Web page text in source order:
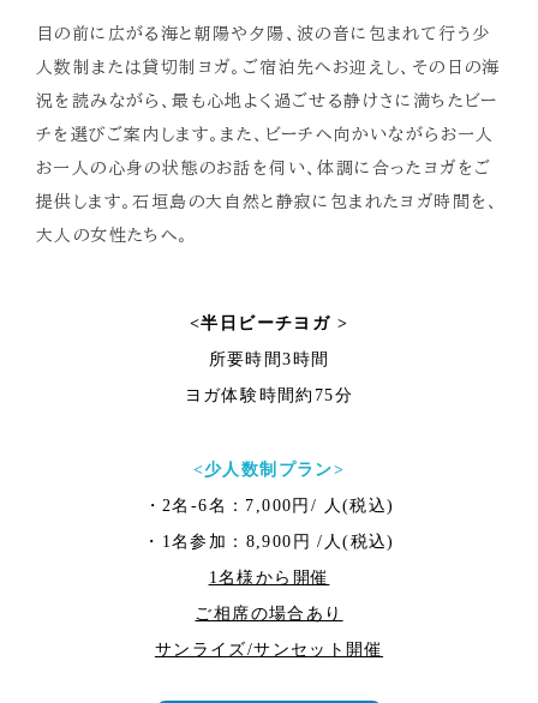
目の前に広がる海と朝陽や夕陽、波の音に包まれて行う少
人数制または貸切制ヨガ。ご宿泊先へお迎えし、その日の海
況を読みながら、最も心地よく過ごせる静けさに満ちたビー
チを選びご案内します。また、ビーチへ向かいながらお一人
お一人の心身の状態のお話を伺い、体調に合ったヨガをご
提供します。石垣島の大自然と静寂に包まれたヨガ時間を、
大人の女性たちへ。
<半日ビーチヨガ >
所要時間3時間
ヨガ体験時間約75分
<少人数制プラン>
・2名-6名：7,000円/ 人(税込)
・1名参加：8,900円 /人(税込)
1名様から開催
ご相席の場合あり
サンライズ/サンセット開催